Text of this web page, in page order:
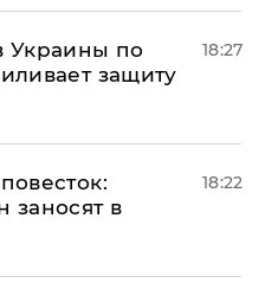
Украины по
защиту
18:27
заносят в
18:22